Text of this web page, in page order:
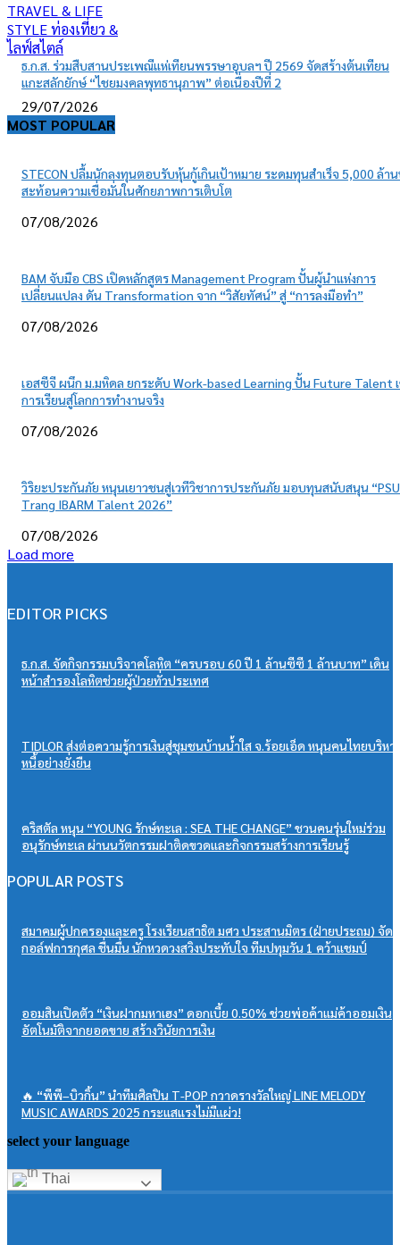
TRAVEL & LIFE
STYLE ท่องเที่ยว &
ไลฟ์สไตล์
ธ.ก.ส. ร่วมสืบสานประเพณีแห่เทียนพรรษาอุบลฯ ปี 2569 จัดสร้างต้นเทียน
แกะสลักยักษ์ “ไชยมงคลพุทธานุภาพ” ต่อเนื่องปีที่ 2
29/07/2026
MOST POPULAR
STECON ปลื้มนักลงทุนตอบรับหุ้นกู้เกินเป้าหมาย ระดมทุนสำเร็จ 5,000 ล้า
สะท้อนความเชื่อมั่นในศักยภาพการเติบโต
07/08/2026
BAM จับมือ CBS เปิดหลักสูตร Management Program ปั้นผู้นำแห่งการ
เปลี่ยนแปลง ดัน Transformation จาก “วิสัยทัศน์” สู่ “การลงมือทำ”
07/08/2026
เอสซีจี ผนึก ม.มหิดล ยกระดับ Work-based Learning ปั้น Future Talent
การเรียนสู่โลกการทำงานจริง
07/08/2026
วิริยะประกันภัย หนุนเยาวชนสู่เวทีวิชาการประกันภัย มอบทุนสนับสนุน “PSU
Trang IBARM Talent 2026”
07/08/2026
Load more
EDITOR PICKS
ธ.ก.ส. จัดกิจกรรมบริจาคโลหิต “ครบรอบ 60 ปี 1 ล้านซีซี 1 ล้านบาท” เดิน
หน้าสำรองโลหิตช่วยผู้ป่วยทั่วประเทศ
TIDLOR ส่งต่อความรู้การเงินสู่ชุมชนบ้านน้ำใส จ.ร้อยเอ็ด หนุนคนไทยบริหา
หนี้อย่างยั่งยืน
คริสตัล หนุน “YOUNG รักษ์ทะเล : SEA THE CHANGE” ชวนคนรุ่นใหม่ร่วม
อนุรักษ์ทะเล ผ่านนวัตกรรมฝาติดขวดและกิจกรรมสร้างการเรียนรู้
POPULAR POSTS
สมาคมผู้ปกครองและครู โรงเรียนสาธิต มศว ประสานมิตร (ฝ่ายประถม) จัด
กอล์ฟการกุศล ชื่นมื่น นักหวดวงสวิงประทับใจ ทีมปทุมวัน 1 คว้าแชมป์
ออมสินเปิดตัว “เงินฝากมหาเฮง” ดอกเบี้ย 0.50% ช่วยพ่อค้าแม่ค้าออมเงิน
อัตโนมัติจากยอดขาย สร้างวินัยการเงิน
🔥 “พีพี–บิวกิ้น” นำทีมศิลปิน T-POP กวาดรางวัลใหญ่ LINE MELODY
MUSIC AWARDS 2025 กระแสแรงไม่มีแผ่ว!
select your language
Thai